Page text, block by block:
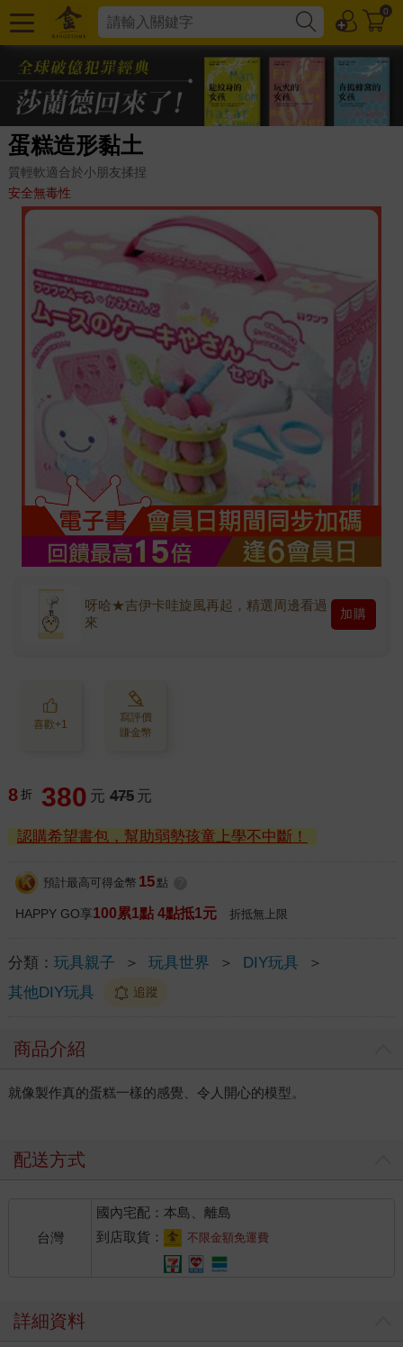
0
蛋糕造形黏土
質輕軟適合於小朋友揉捏
安全無毒性
呀哈★吉伊卡哇旋風再起，精選周邊看過
來
加購
喜歡+1
寫評價
賺金幣
8 折 380 元 475 元
認購希望書包，幫助弱勢孩童上學不中斷！
預計最高可得金幣 15 點
HAPPY GO享100累1點 4點抵1元 折抵無上限
分類： 玩具親子 ＞ 玩具世界 ＞ DIY玩具
＞
其他DIY玩具
追蹤
商品介紹
就像製作真的蛋糕一樣的感覺、令人開心的模型。
配送方式
台灣
國內宅配：本島、離島
到店取貨：
不限金額免運費
詳細資料